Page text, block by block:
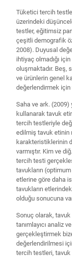
Tüketici tercih
üzerindeki
testler, eğitimsiz
çeşitli demografik
2008). Duyusal
ihtiyaç olmadığı
oluşmaktadır. Beş,
ve ürünlerin genel
değerlendirmek için
Saha ve ark. (2009)
kullanarak tavuk
tercih testleriyle
edilmiş tavuk etinin
karakteristiklerinin
varmıştır. Kim ve
tercih testi
tavukların
etlerine göre daha
tavukların
olduğu sonucuna
Sonuç olarak,
tanımlayıcı analiz
gerçekleştirmek
değerlendirilmesi
tercih testleri,